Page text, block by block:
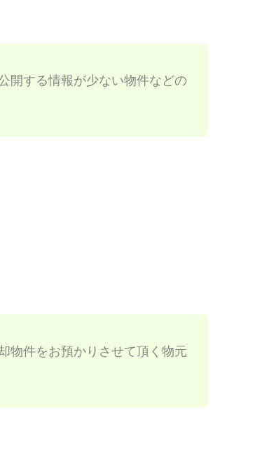
開する情報が少ない物件などの
物件をお預かりさせて頂く物元